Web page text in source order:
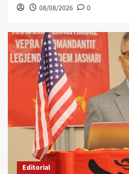
08/08/2026 0
Editorial